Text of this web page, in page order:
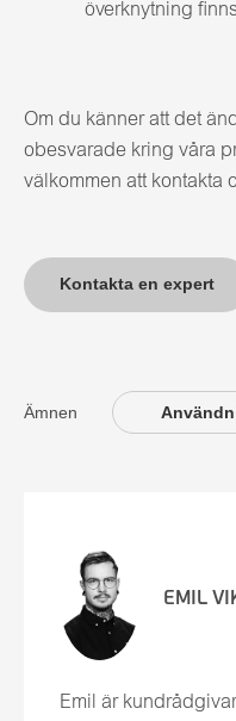
överknytning
Om du känner att det
obesvarade kring våra
välkommen att kontakta
Kontakta en expert
Ämnen
EMIL
Emil är